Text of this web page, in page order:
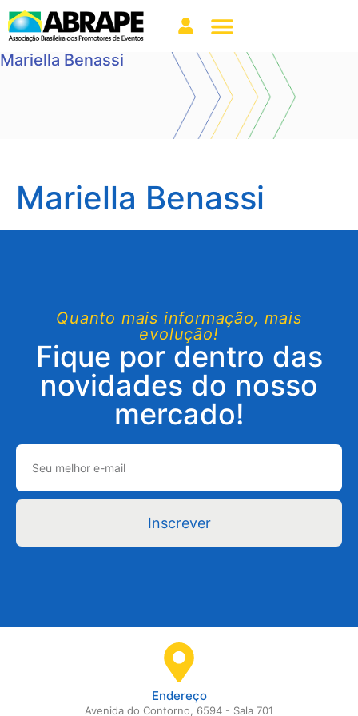
Mariella Benassi
Mariella Benassi
Quanto mais informação, mais
evolução!
Fique por dentro das
novidades do nosso
mercado!
Inscrever
Endereço
Avenida do Contorno, 6594 - Sala 701